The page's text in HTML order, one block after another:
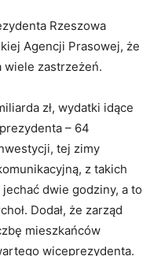
Rzeszowa
Agencji Prasowej, że
wiele zastrzeżeń.
zł, wydatki idące
– 64
tej zimy
z takich
dwie godziny, a to
Dodał, że zarząd
mieszkańców
wiceprezydenta.